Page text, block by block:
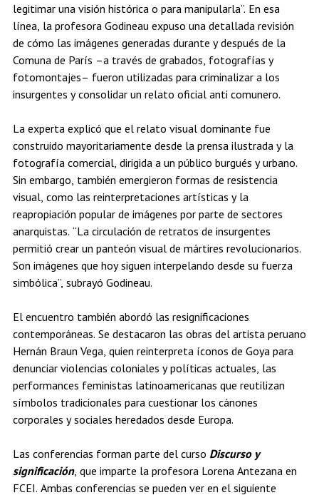
legitimar una visión histórica o para manipularla”. En esa
línea, la profesora Godineau expuso una detallada revisión
de cómo las imágenes generadas durante y después de la
Comuna de París –a través de grabados, fotografías y
fotomontajes– fueron utilizadas para criminalizar a los
insurgentes y consolidar un relato oficial anti comunero.
La experta explicó que el relato visual dominante fue
construido mayoritariamente desde la prensa ilustrada y la
fotografía comercial, dirigida a un público burgués y urbano.
Sin embargo, también emergieron formas de resistencia
visual, como las reinterpretaciones artísticas y la
reapropiación popular de imágenes por parte de sectores
anarquistas. “La circulación de retratos de insurgentes
permitió crear un panteón visual de mártires revolucionarios.
Son imágenes que hoy siguen interpelando desde su fuerza
simbólica”, subrayó Godineau.
El encuentro también abordó las resignificaciones
contemporáneas. Se destacaron las obras del artista peruano
Hernán Braun Vega, quien reinterpreta íconos de Goya para
denunciar violencias coloniales y políticas actuales, las
performances feministas latinoamericanas que reutilizan
símbolos tradicionales para cuestionar los cánones
corporales y sociales heredados desde Europa.
Las conferencias forman parte del curso Discurso y
significación, que imparte la profesora Lorena Antezana en
FCEI. Ambas conferencias se pueden ver en el siguiente